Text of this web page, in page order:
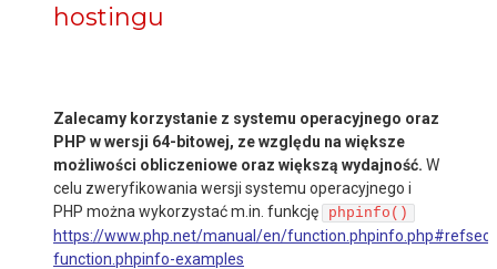
hostingu
Zalecamy korzystanie z systemu operacyjnego oraz
PHP w wersji 64-bitowej, ze względu na większe
możliwości obliczeniowe oraz większą wydajność. W
celu zweryfikowania wersji systemu operacyjnego i
PHP można wykorzystać m.in. funkcję
phpinfo()
https://www.php.net/manual/en/
function.phpinfo-examples